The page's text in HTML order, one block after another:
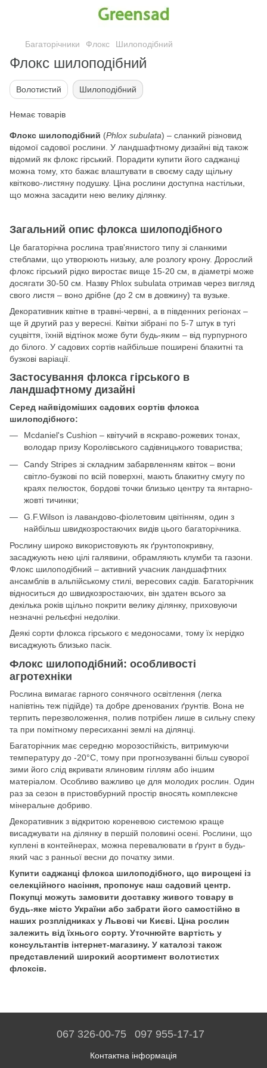
Багаторічники Флокс Шилоподібний
Флокс шилоподібний
Волотистий Шилоподібний
Немає товарів
Флокс шилоподібний (Phlox subulata) – сланкий різновид
відомої садової рослини. У ландшафтному дизайні від також
відомий як флокс гірський. Порадити купити його саджанці
можна тому, хто бажає влаштувати в своєму саду щільну
квітково-листяну подушку. Ціна рослини доступна настільки,
що можна засадити нею велику ділянку.
Загальний опис флокса шилоподібного
Це багаторічна рослина трав'янистого типу зі сланкими
стеблами, що утворюють низьку, але розлогу крону. Дорослий
флокс гірський рідко виростає вище 15-20 см, в діаметрі може
досягати 30-50 см. Назву Phlox subulata отримав через вигляд
свого листя – воно дрібне (до 2 см в довжину) та вузьке.
Декоративник квітне в травні-червні, а в південних регіонах –
ще й другий раз у вересні. Квітки зібрані по 5-7 штук в тугі
суцвіття, їхній відтінок може бути будь-яким – від пурпурного
до білого. У садових сортів найбільше поширені блакитні та
бузкові варіації.
Застосування флокса гірського в
ландшафтному дизайні
Серед найвідоміших садових сортів флокса
шилоподібного:
Mcdaniel's Cushion – квітучий в яскраво-рожевих тонах,
володар призу Королівського садівницького товариства;
Candy Stripes зі складним забарвленням квіток – вони
світло-бузкові по всій поверхні, мають блакитну смугу по
краях пелюсток, бордові точки близько центру та янтарно-
жовті тичинки;
G.F.Wilson із лавандово-фіолетовим цвітінням, один з
найбільш швидкозростаючих видів цього багаторічника.
Рослину широко використовують як ґрунтопокривну,
засаджують нею цілі галявини, обрамляють клумби та газони.
Флокс шилоподібний – активний учасник ландшафтних
ансамблів в альпійському стилі, вересових садів. Багаторічник
відноситься до швидкозростаючих, він здатен всього за
декілька років щільно покрити велику ділянку, приховуючи
незначні рельєфні недоліки.
Деякі сорти флокса гірського є медоносами, тому їх нерідко
висаджують близько пасік.
Флокс шилоподібний: особливості
агротехніки
Рослина вимагає гарного сонячного освітлення (легка
напівтінь теж підійде) та добре дренованих ґрунтів. Вона не
терпить перезволоження, полив потрібен лише в сильну спеку
та при помітному пересиханні землі на ділянці.
Багаторічник має середню морозостійкість, витримуючи
температуру до -20°C, тому при прогнозуванні більш суворої
зими його слід вкривати ялиновим гіллям або іншим
матеріалом. Особливо важливо це для молодих рослин. Один
раз за сезон в пристовбурний простір вносять комплексне
мінеральне добриво.
Декоративник з відкритою кореневою системою краще
висаджувати на ділянку в першій половині осені. Рослини, що
куплені в контейнерах, можна перевалювати в ґрунт в будь-
який час з ранньої весни до початку зими.
Купити саджанці флокса шилоподібного, що вирощені із
селекційного насіння, пропонує наш садовий центр.
Покупці можуть замовити доставку живого товару в
будь-яке місто України або забрати його самостійно в
наших розплідниках у Львові чи Києві. Ціна рослин
залежить від їхнього сорту. Уточнюйте вартість у
консультантів інтернет-магазину. У каталозі також
представлений широкий асортимент волотистих
флоксів.
067 326-00-75 097 955-17-17
Контактна інформація